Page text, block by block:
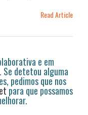
Read Article
e em
Se detetou alguma
pedimos que nos
para que possamos